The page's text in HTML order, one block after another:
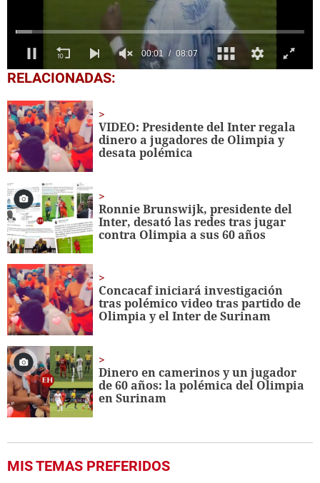
0
seconds
8
minutes,
7
seconds
RELACIONADAS:
VIDEO: Presidente del Inter regala
dinero a jugadores de Olimpia y
desata polémica
Ronnie Brunswijk, presidente del
Inter, desató las redes tras jugar
contra Olimpia a sus 60 años
Concacaf iniciará investigación
tras polémico video tras partido de
Olimpia y el Inter de Surinam
Dinero en camerinos y un jugador
de 60 años: la polémica del Olimpia
en Surinam
MIS TEMAS PREFERIDOS